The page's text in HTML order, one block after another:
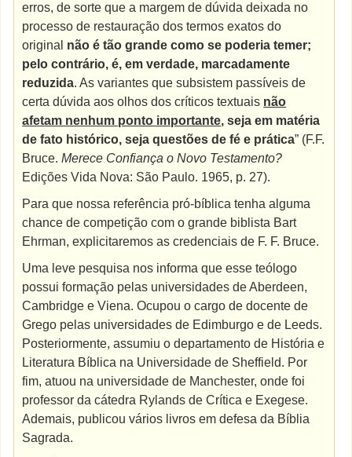
erros, de sorte que a margem de dúvida deixada no
processo de restauração dos termos exatos do
original não é tão grande como se poderia temer;
pelo contrário, é, em verdade, marcadamente
reduzida. As variantes que subsistem passíveis de
certa dúvida aos olhos dos críticos textuais não
afetam nenhum ponto importante, seja em matéria
de fato histórico, seja questões de fé e prática” (F.F.
Bruce.Merece Confiança o Novo Testamento?
Edições Vida Nova: São Paulo. 1965, p. 27).
Para que nossa referência pró-bíblica tenha alguma
chance de competição com o grande biblista Bart
Ehrman, explicitaremos as credenciais de F. F. Bruce.
Uma leve pesquisa nos informa que esse teólogo
possui formação pelas universidades de Aberdeen,
Cambridge e Viena. Ocupou o cargo de docente de
Grego pelas universidades de Edimburgo e de Leeds.
Posteriormente, assumiu o departamento de História e
Literatura Bíblica na Universidade de Sheffield. Por
fim, atuou na universidade de Manchester, onde foi
professor da cátedra Rylands de Crítica e Exegese.
Ademais, publicou vários livros em defesa da Bíblia
Sagrada.